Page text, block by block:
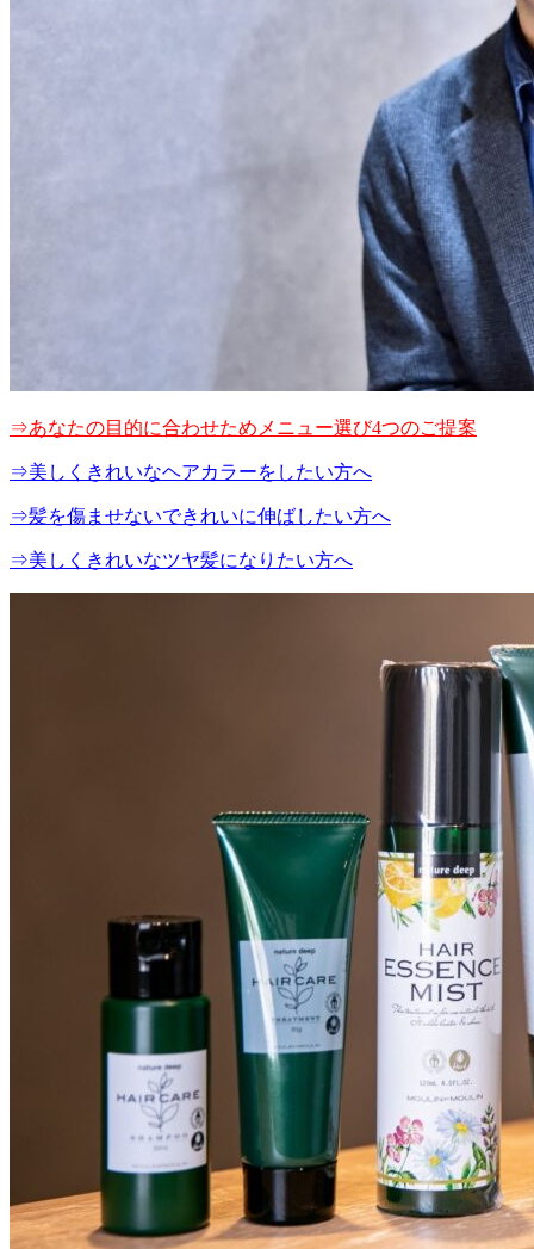
⇒あなたの目的に合わせためメニュー選び4つのご提案
⇒美しくきれいなヘアカラーをしたい方へ
⇒髪を傷ませないできれいに伸ばしたい方へ
⇒美しくきれいなツヤ髪になりたい方へ